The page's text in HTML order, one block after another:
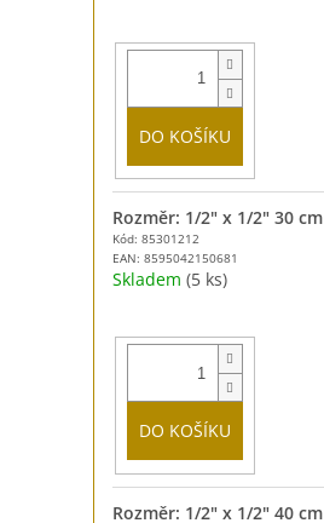
DO KOŠÍKU
Kód: 85301212
EAN: 8595042150681
Rozměr: 1/2" x 1/2" 30 cm
Skladem (5 ks)
DO KOŠÍKU
Rozměr: 1/2" x 1/2" 40 cm